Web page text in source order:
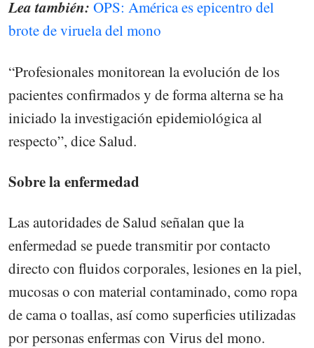
Lea también: OPS: América es epicentro del
brote de viruela del mono
“Profesionales monitorean la evolución de los
pacientes confirmados y de forma alterna se ha
iniciado la investigación epidemiológica al
respecto”, dice Salud.
Sobre la enfermedad
Las autoridades de Salud señalan que la
enfermedad se puede transmitir por contacto
directo con fluidos corporales, lesiones en la piel,
mucosas o con material contaminado, como ropa
de cama o toallas, así como superficies utilizadas
por personas enfermas con Virus del mono.